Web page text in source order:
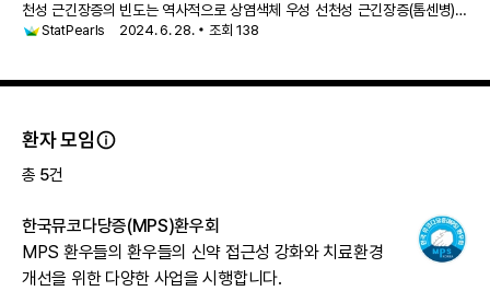
천성 근긴장증의 빈도는 역사적으로 상염색체 우성 선천성 근긴장증(톰센병)의
경우 1:23,000, 상염색체열성 선천성 근긴장증
StatPearls 2024. 6. 28. 조회 138
환자 모임
총 5건
한국뮤코다당증(MPS)환우회
MPS 환우들의 환우들의 신약 접근성 강화와 치료환경
개선을 위한 다양한 사업을 시행합니다.